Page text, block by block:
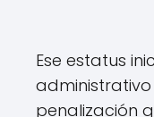
Ese estatus
penalización